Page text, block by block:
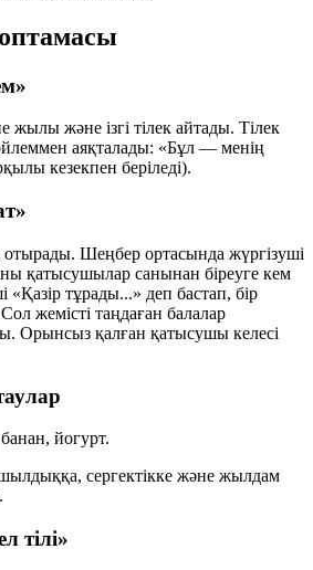
және ізгі тілек айтады. Тілек
аяқталады: «Бұл — менің
кезекпен беріледі).
Шеңбер ортасында жүргізуші
қатысушылар санынан біреуге кем
«Қазір тұрады...» деп бастап, бір
жемісті таңдаған балалар
Орынсыз қалған қатысушы келесі
йогурт.
сергектікке және жылдам
тілі»